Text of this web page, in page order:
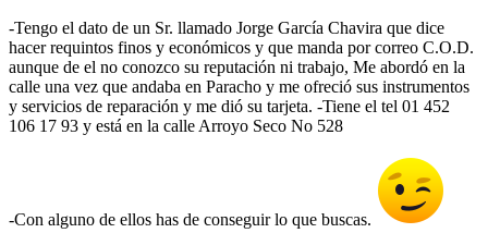
-Tengo el dato de un Sr. llamado Jorge García Chavira que dice
hacer requintos finos y económicos y que manda por correo C.O.D.
aunque de el no conozco su reputación ni trabajo, Me abordó en la
calle una vez que andaba en Paracho y me ofreció sus instrumentos
y servicios de reparación y me dió su tarjeta. -Tiene el tel 01 452
106 17 93 y está en la calle Arroyo Seco No 528
-Con alguno de ellos has de conseguir lo que buscas.